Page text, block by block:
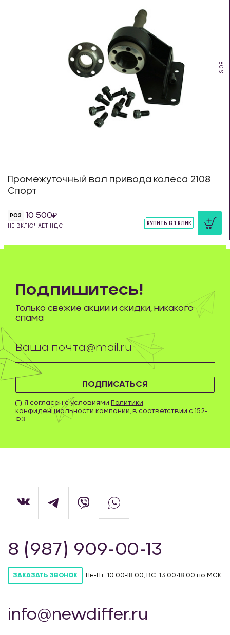
IS.08
Промежуточный вал привода колеса 2108
Спорт
РОЗ 10 500
НЕ ВКЛЮЧАЕТ НДС
КУПИТЬ В 1 КЛИК
ПОДПИСАТЬСЯ
Я согласен с условиями Политики
конфиденциальности компании, в соответствии с 152-
ФЗ
Подпишитесь!
Только свежие акции и скидки, никакого
спама
8 (987) 909-00-13
ЗАКАЗАТЬ ЗВОНОК Пн-Пт: 10:00-18:00, ВС: 13:00-18:00 по МСК.
info@newdiffer.ru